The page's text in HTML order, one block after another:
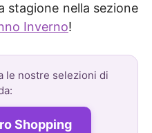
stagione nella sezione
Inverno!
le nostre selezioni di
Shopping